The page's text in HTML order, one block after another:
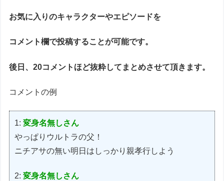
お気に入りのキャラクターやエピソードを
コメント欄で投稿することが可能です。
後日、20コメントほど抜粋してまとめさせて頂きます。
コメントの例
1:変身名無しさん
やっぱりウルトラの父！
ニチアサの無い明日はしっかり親孝行しよう
2: 変身名無しさん